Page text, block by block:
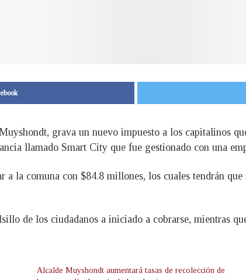
grava un nuevo impuesto a los capitalinos
llamado Smart City que fue gestionado con una
la comuna con $84.8 millones, los cuales tendrán
de los ciudadanos a iniciado a cobrarse, mientras
Alcalde Muyshondt aumentará tasas de recolección de